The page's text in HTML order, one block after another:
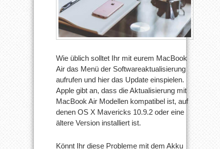
Wie üblich solltet Ihr mit eurem MacBook
Air das Menü der Softwareaktualisierung
aufrufen und hier das Update einspielen.
Apple gibt an, dass die Aktualisierung mit
MacBook Air Modellen kompatibel ist, auf
denen OS X Mavericks 10.9.2 oder eine
ältere Version installiert ist.
Könnt Ihr diese Probleme mit dem Akku